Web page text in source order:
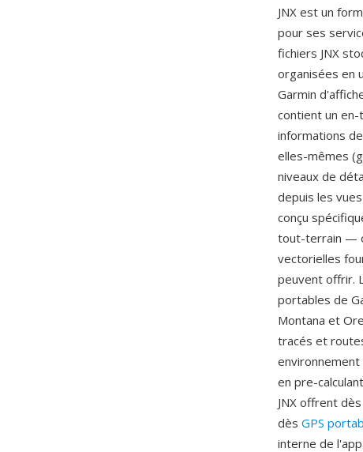
JNX est un
pour ses
fichiers JNX
organisées en
Garmin
contient un
informations
elles-mêmes
niveaux de
depuis les
conçu
tout-terrain —
vectorielles
peuvent offrir.
portables de
Montana et
tracés et
en pre-
JNX offrent
dès GPS
interne de